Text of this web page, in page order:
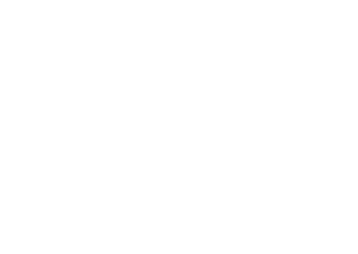
100x170, 110x190, 120x150, 125x150, 127x152, 130x150,